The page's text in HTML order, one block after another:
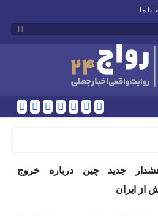
با ما
جدید چین درباره خروج
از ایران